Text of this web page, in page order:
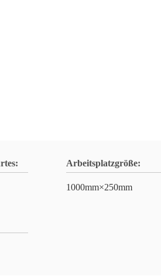
Arbeitsplatzgröße:
1000mm×250mm